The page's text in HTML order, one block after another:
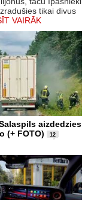
tikai divus
VAIRĀK
aizdedzies
(+ FOTO)
12